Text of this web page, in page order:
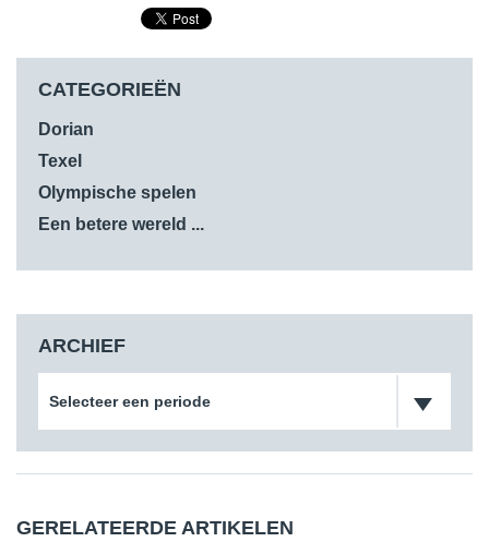
CATEGORIEËN
Dorian
Texel
Olympische spelen
Een betere wereld ...
ARCHIEF
Selecteer een periode
GERELATEERDE ARTIKELEN